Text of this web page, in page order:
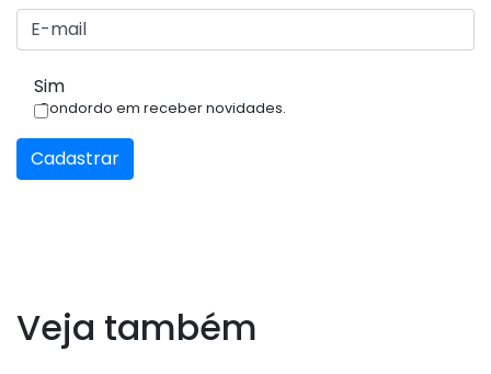
Sim
Condordo em receber novidades.
Cadastrar
Veja também